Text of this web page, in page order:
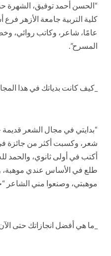
“الحسن أحمد توفيق، الشهرة
عامًا، شاعر، وكاتب روائي،
المسرح”.
_كيف كانت بدياتك في هذا
“بدايتي في مجال الشعر قديمة
شعر، وكسبت أكثر من جائزة
أكتب في أولى ثانوي، والحمد
طلع في الأساس عندي موهبة،
موهبتي، وصنعوا مني الشاعر
_ما هي أفضل انجازاتك حتى